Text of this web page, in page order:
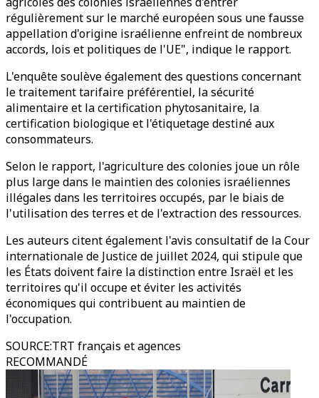
régulièrement sur le marché européen sous une fausse
appellation d'origine israélienne enfreint de nombreux
accords, lois et politiques de l'UE", indique le rapport.
L'enquête soulève également des questions concernant
le traitement tarifaire préférentiel, la sécurité
alimentaire et la certification phytosanitaire, la
certification biologique et l'étiquetage destiné aux
consommateurs.
Selon le rapport, l'agriculture des colonies joue un rôle
plus large dans le maintien des colonies israéliennes
illégales dans les territoires occupés, par le biais de
l'utilisation des terres et de l'extraction des ressources.
Les auteurs citent également l'avis consultatif de la Cour
internationale de Justice de juillet 2024, qui stipule que
les États doivent faire la distinction entre Israël et les
territoires qu'il occupe et éviter les activités
économiques qui contribuent au maintien de
l'occupation.
SOURCE:TRT français et agences
RECOMMANDÉ